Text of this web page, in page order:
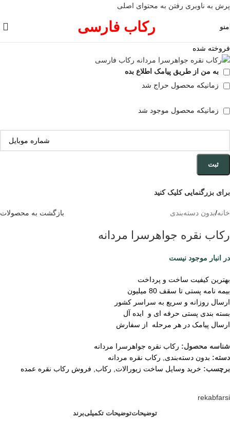
پرش به ناوبری رفتن به محتوای اصلی
منو رکاب فارسی
فروخته شده
به من از طریق پیامک اطلاع بده
زمانیکه محصول حراج شد
زمانیکه محصول موجود شد
ثبت
برای بزرگنمایی کلیک کنید
خانه/بدون دسته‌بندی بازگشت به محصولات
رکاب نقره جواهرسرا مردانه
در انبار موجود نیست
بهترین کیفیت ساخت و پرداخت
بیمه نامه پستی تا سقف 80 میلیون
ارسال روزانه و سریع به سراسر کشور
بسته بندی پستی حرفه ای و ایده آل
ارسال پیامک در هر مرحله از سفارش
شناسه محصول: رکاب نقره جواهرسرا مردانه
دسته: بدون دسته‌بندی, رکاب نقره مردانه
برچسب: خرید وسایل ساخت زیورالات, رکاب, فروش رکاب نقره عمده
rekabfarsi
توضیحاتتوضیحات تکمیلیبرند